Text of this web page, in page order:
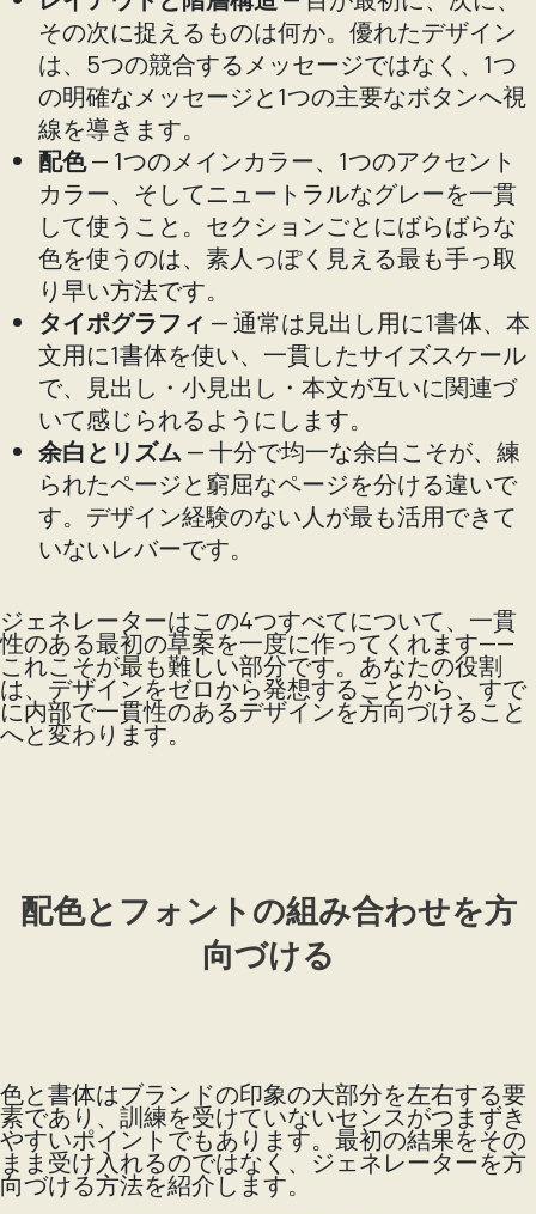
その次に捉えるものは何か。優れたデザイン
は、5つの競合するメッセージではなく、1つ
の明確なメッセージと1つの主要なボタンへ視
線を導きます。
配色— 1つのメインカラー、1つのアクセント
カラー、そしてニュートラルなグレーを一貫
して使うこと。セクションごとにばらばらな
色を使うのは、素人っぽく見える最も手っ取
り早い方法です。
タイポグラフィ — 通常は見出し用に1書体、本
文用に1書体を使い、一貫したサイズスケール
で、見出し・小見出し・本文が互いに関連づ
いて感じられるようにします。
余白とリズム— 十分で均一な余白こそが、練
られたページと窮屈なページを分ける違いで
す。デザイン経験のない人が最も活用できて
いないレバーです。
ジェネレーターはこの4つすべてについて、一貫
性のある最初の草案を一度に作ってくれます——
これこそが最も難しい部分です。あなたの役割
は、デザインをゼロから発想することから、すで
に内部で一貫性のあるデザインを方向づけること
へと変わります。
配色とフォントの組み合わせを方
向づける
色と書体はブランドの印象の大部分を左右する要
素であり、訓練を受けていないセンスがつまずき
やすいポイントでもあります。最初の結果をその
まま受け入れるのではなく、ジェネレーターを方
向づける方法を紹介します。